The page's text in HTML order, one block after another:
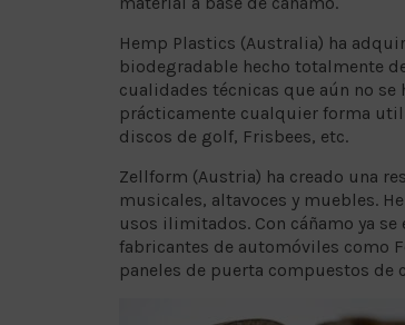
Hemp Plastics (Australia) ha
biodegradable hecho totalmente
cualidades técnicas que aún no
prácticamente cualquier forma
discos de golf, Frisbees, etc.
Zellform (Austria) ha creado una
musicales, altavoces y muebles.
usos ilimitados. Con cáñamo ya
fabricantes de automóviles como
paneles de puerta compuestos de